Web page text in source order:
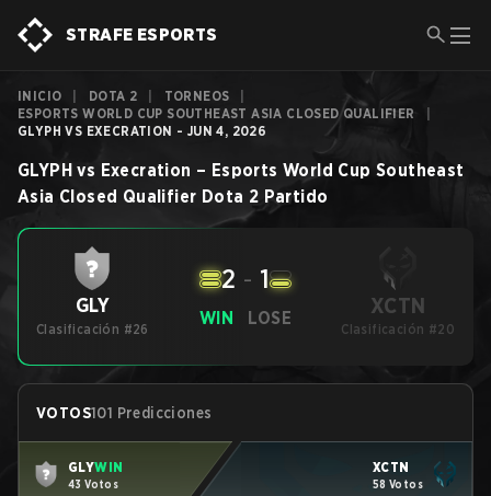
STRAFE ESPORTS
INICIO DOTA 2 TORNEOS
ESPORTS WORLD CUP SOUTHEAST ASIA CLOSED QUALIFIER
GLYPH VS EXECRATION - JUN 4, 2026
GLYPH vs Execration – Esports World Cup Southeast
Asia Closed Qualifier Dota 2 Partido
GLY
Clasificación #26
WIN
2 - 1
LOSE XCTN
Clasificación #20
VOTOS101 Predicciones
GLYWIN
43 Votos
XCTN
58 Votos